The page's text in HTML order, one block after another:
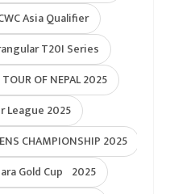
Asia Qualifier
T20I Series
OF NEPAL 2025
League 2025
CHAMPIONSHIP 2025
Gold Cup 2025